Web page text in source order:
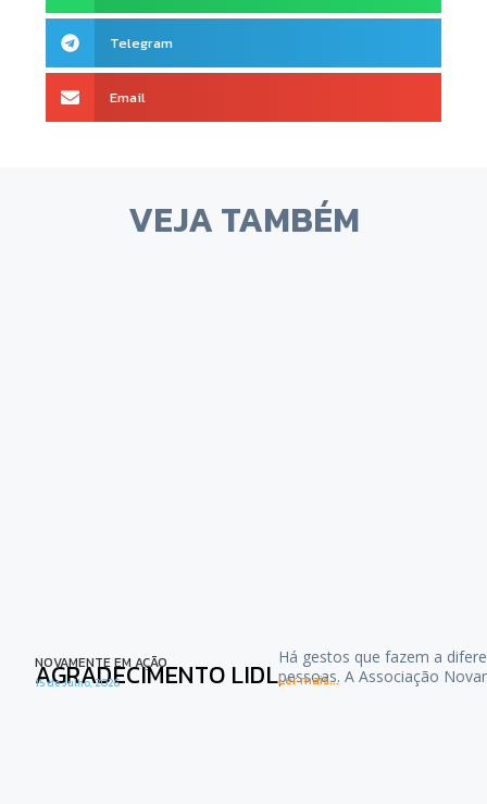
Telegram
Email
VEJA TAMBÉM
NOVAMENTE EM AÇÃO
AGRADECIMENTO LIDL
15 de Julho, 2026
Há gestos que fazem a
pessoas. A Associação
Ler mais...